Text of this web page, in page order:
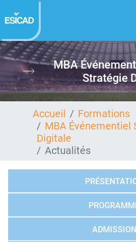
au
contenu
MBA
Stratégie
Accueil
Formations
MBA
Digitale
Actualités
ADMISSION